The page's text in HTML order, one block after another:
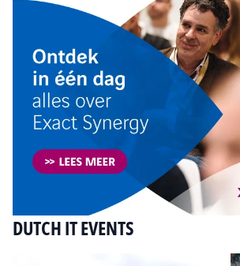
DUTCH IT EVENTS